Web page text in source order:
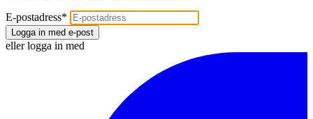
E-postadress*
Logga in med e-post
eller logga in med